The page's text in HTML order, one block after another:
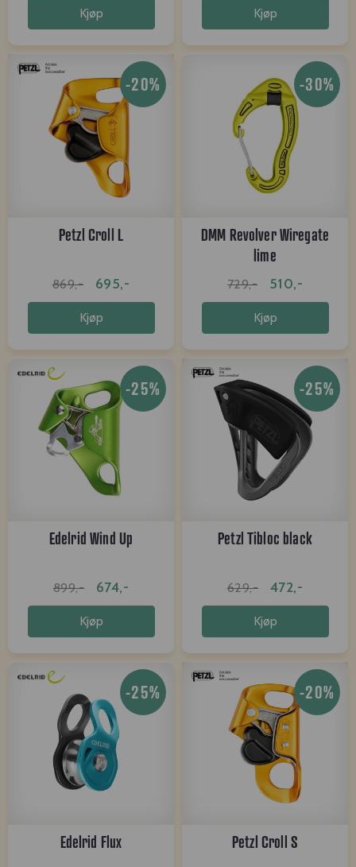
Kjøp Kjøp
-20%
Petzl Croll L
869,- 695,-
Kjøp
-30%
DMM Revolver Wiregate
lime
729,- 510,-
Kjøp
-25%
Edelrid Wind Up
899,- 674,-
Kjøp
-25%
Petzl Tibloc black
629,- 472,-
Kjøp
-25%
Edelrid Flux
-20%
Petzl Croll S